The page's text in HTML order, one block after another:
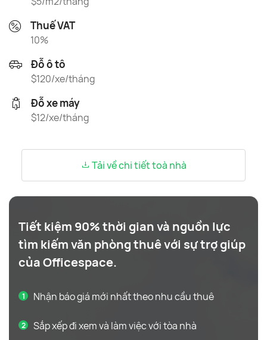
Thuế VAT
10%
Đỗ ô tô
$120/xe/tháng
Đỗ xe máy
$12/xe/tháng
Tải về chi tiết toà nhà
Tiết kiệm 90% thời gian và nguồn lực
tìm kiếm văn phòng thuê với sự trợ giúp
của Officespace.
Nhận báo giá mới nhất theo nhu cầu thuê
Sắp xếp đi xem và làm việc với tòa nhà